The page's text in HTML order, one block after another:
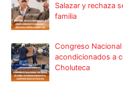
Salazar y rechaza
familia
Congreso
acondicionados a
Choluteca